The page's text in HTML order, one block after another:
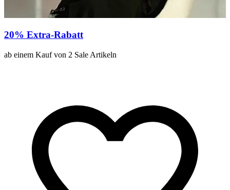
20% Extra-Rabatt
ab einem Kauf von 2 Sale Artikeln